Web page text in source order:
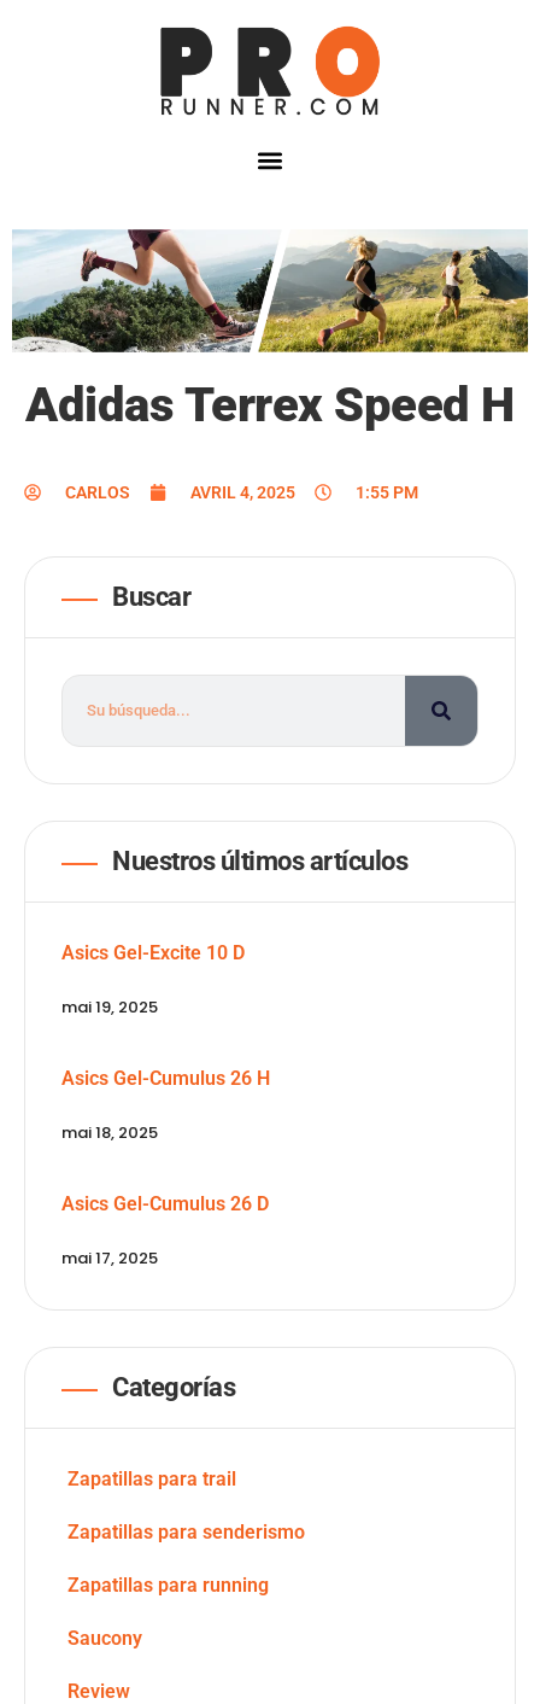
Adidas Terrex Speed H
CARLOS AVRIL 4, 2025 1:55 PM
Buscar
Nuestros últimos artículos
Asics Gel-Excite 10 D
mai 19, 2025
Asics Gel-Cumulus 26 H
mai 18, 2025
Asics Gel-Cumulus 26 D
mai 17, 2025
Categorías
Zapatillas para trail
Zapatillas para senderismo
Zapatillas para running
Saucony
Review